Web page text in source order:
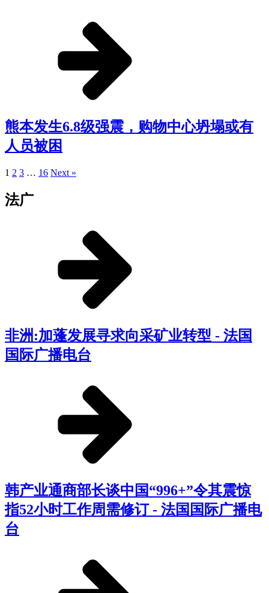
熊本发生6.8级强震，购物中心坍塌或有
人员被困
1 2 3 … 16 Next »
法广
非洲:加蓬发展寻求向采矿业转型 - 法国
国际广播电台
韩产业通商部长谈中国“996+”令其震惊
指52小时工作周需修订 - 法国国际广播电
台